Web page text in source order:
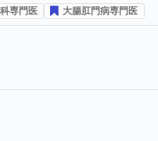
専門医 大腸肛門病専門医
票数